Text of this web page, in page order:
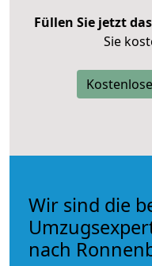
Füllen Sie jetzt
Sie
Wir sind die
nach